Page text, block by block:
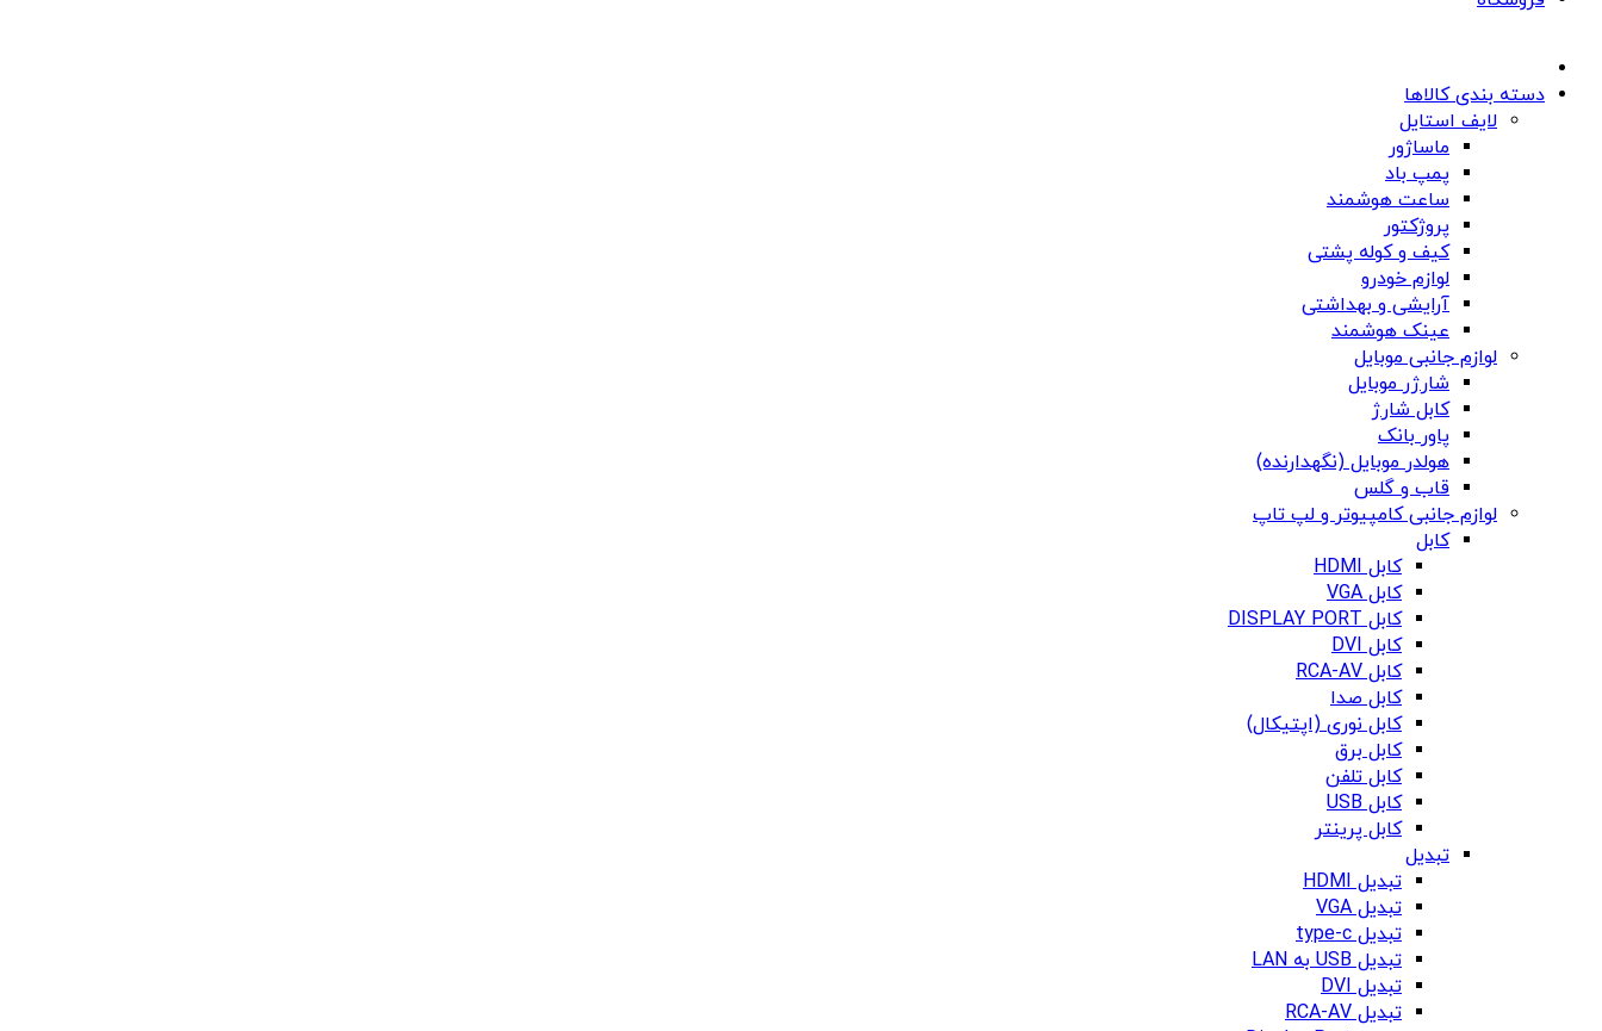
دسته بندی کالاها
لایف استایل
ماساژور
پمپ باد
ساعت هوشمند
پروژکتور
کیف و کوله پشتی
لوازم خودرو
آرایشی و بهداشتی
عینک هوشمند
لوازم جانبی موبایل
شارژر موبایل
کابل شارژ
پاور بانک
هولدر موبایل (نگهدارنده)
قاب و گلس
لوازم جانبی کامپیوتر و لپ تاپ
کابل
کابل HDMI
کابل VGA
کابل DISPLAY PORT
کابل DVI
کابل RCA-AV
کابل صدا
کابل نوری (اپتیکال)
کابل برق
کابل تلفن
کابل USB
کابل پرینتر
تبدیل
تبدیل HDMI
تبدیل VGA
تبدیل type-c
تبدیل USB به LAN
تبدیل DVI
تبدیل RCA-AV